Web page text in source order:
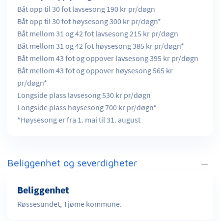
Båt opp til 30 fot lavsesong 190 kr pr/døgn
Båt opp til 30 fot høysesong 300 kr pr/døgn*
Båt mellom 31 og 42 fot lavsesong 215 kr pr/døgn
Båt mellom 31 og 42 fot høysesong 385 kr pr/døgn*
Båt mellom 43 fot og oppover lavsesong 395 kr pr/døgn
Båt mellom 43 fot og oppover høysesong 565 kr
pr/døgn*
Longside plass lavsesong 530 kr pr/døgn
Longside plass høysesong 700 kr pr/døgn*
*Høysesong er fra 1. mai til 31. august
Beliggenhet og severdigheter
Beliggenhet
Røssesundet, Tjøme kommune.